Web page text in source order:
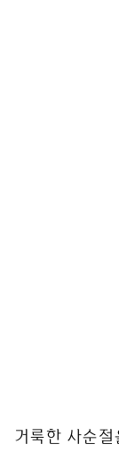
거룩한 사순절